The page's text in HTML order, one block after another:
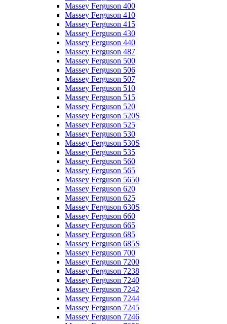
Massey Ferguson 400
Massey Ferguson 410
Massey Ferguson 415
Massey Ferguson 430
Massey Ferguson 440
Massey Ferguson 487
Massey Ferguson 500
Massey Ferguson 506
Massey Ferguson 507
Massey Ferguson 510
Massey Ferguson 515
Massey Ferguson 520
Massey Ferguson 520S
Massey Ferguson 525
Massey Ferguson 530
Massey Ferguson 530S
Massey Ferguson 535
Massey Ferguson 560
Massey Ferguson 565
Massey Ferguson 5650
Massey Ferguson 620
Massey Ferguson 625
Massey Ferguson 630S
Massey Ferguson 660
Massey Ferguson 665
Massey Ferguson 685
Massey Ferguson 685S
Massey Ferguson 700
Massey Ferguson 7200
Massey Ferguson 7238
Massey Ferguson 7240
Massey Ferguson 7242
Massey Ferguson 7244
Massey Ferguson 7245
Massey Ferguson 7246